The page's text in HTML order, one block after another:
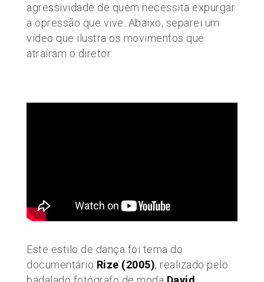
agressividade de quem necessita expurgar
a opressão que vive. Abaixo, separei um
vídeo que ilustra os movimentos que
atraíram o diretor:
Este estilo de dança foi tema do
documentário Rize (2005), realizado pelo